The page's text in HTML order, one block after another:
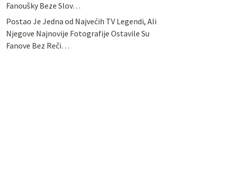
Fanoušky Beze Slov…
Postao Je Jedna od Najvećih TV Legendi, Ali
Njegove Najnovije Fotografije Ostavile Su
Fanove Bez Reči…